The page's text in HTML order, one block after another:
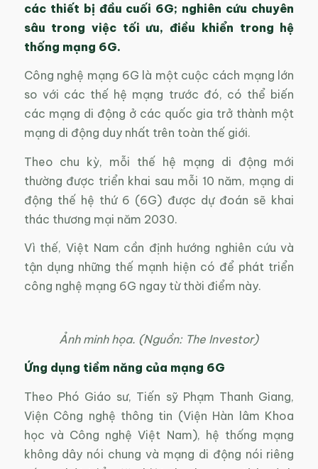
các thiết bị đầu cuối 6G; nghiên cứu chuyên
sâu trong việc tối ưu, điều khiển trong hệ
thống mạng 6G.
Công nghệ mạng 6G là một cuộc cách mạng lớn
so với các thế hệ mạng trước đó, có thể biến
các mạng di động ở các quốc gia trở thành một
mạng di động duy nhất trên toàn thế giới.
Theo chu kỳ, mỗi thế hệ mạng di động mới
thường được triển khai sau mỗi 10 năm, mạng di
động thế hệ thứ 6 (6G) được dự đoán sẽ khai
thác thương mại năm 2030.
Vì thế, Việt Nam cần định hướng nghiên cứu và
tận dụng những thế mạnh hiện có để phát triển
công nghệ mạng 6G ngay từ thời điểm này.
Ảnh minh họa. (Nguồn: The Investor)
Ứng dụng tiềm năng của mạng 6G
Theo Phó Giáo sư, Tiến sỹ Phạm Thanh Giang,
Viện Công nghệ thông tin (Viện Hàn lâm Khoa
học và Công nghệ Việt Nam), hệ thống mạng
không dây nói chung và mạng di động nói riêng